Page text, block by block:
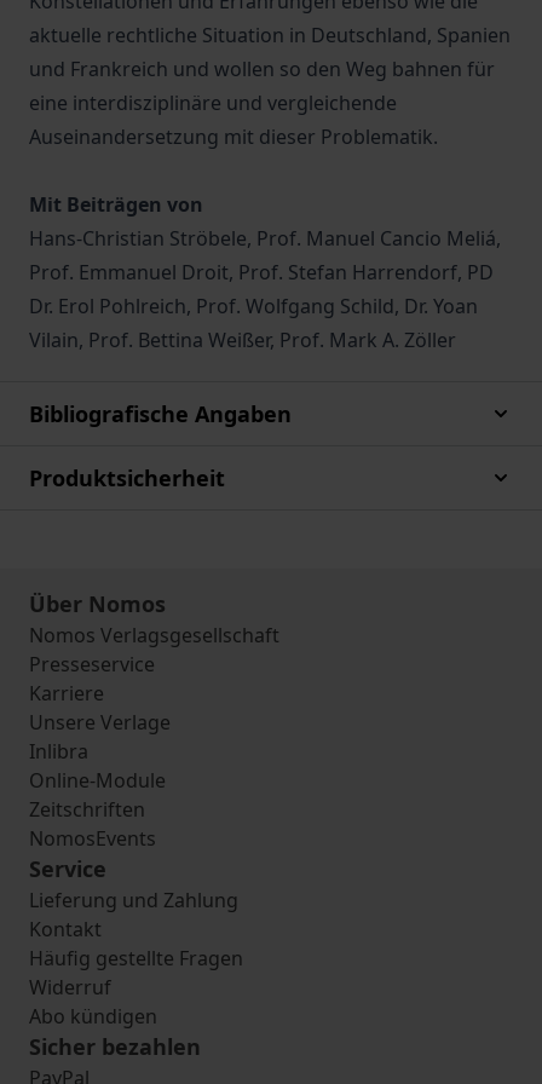
aktuelle rechtliche Situation in Deutschland, Spanien
und Frankreich und wollen so den Weg bahnen für
eine interdisziplinäre und vergleichende
Auseinandersetzung mit dieser Problematik.
Mit Beiträgen von
Hans-Christian Ströbele, Prof. Manuel Cancio Meliá,
Prof. Emmanuel Droit, Prof. Stefan Harrendorf, PD
Dr. Erol Pohlreich, Prof. Wolfgang Schild, Dr. Yoan
Vilain, Prof. Bettina Weißer, Prof. Mark A. Zöller
Bibliografische Angaben
Produktsicherheit
Über Nomos
Nomos Verlagsgesellschaft
Presseservice
Karriere
Unsere Verlage
Inlibra
Online-Module
Zeitschriften
NomosEvents
Service
Lieferung und Zahlung
Kontakt
Häufig gestellte Fragen
Widerruf
Abo kündigen
Sicher bezahlen
PayPal